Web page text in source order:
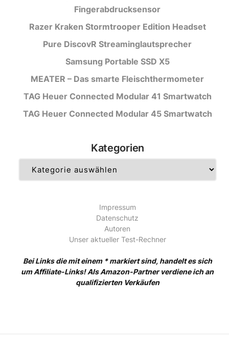
Fingerabdrucksensor
Razer Kraken Stormtrooper Edition Headset
Pure DiscovR Streaminglautsprecher
Samsung Portable SSD X5
MEATER – Das smarte Fleischthermometer
TAG Heuer Connected Modular 41 Smartwatch
TAG Heuer Connected Modular 45 Smartwatch
Kategorien
Impressum
Datenschutz
Autoren
Unser aktueller Test-Rechner
Bei Links die mit einem * markiert sind, handelt es sich
um Affiliate-Links! Als Amazon-Partner verdiene ich an
qualifizierten Verkäufen